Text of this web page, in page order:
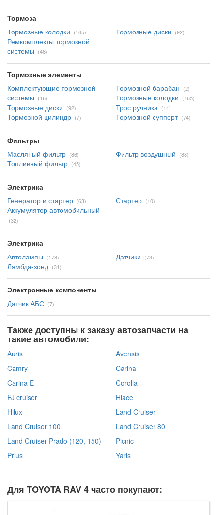
Тормоза
Тормозные колодки (165) Тормозные диски (92)
Ремкомплекты тормозной
системы (48)
Тормозные элементы
Комплектующие тормозной
системы (16)
Тормозной барабан (2)
Тормозные колодки (165)
Тормозные диски (92) Трос ручника (11)
Тормозной цилиндр (7) Тормозной суппорт (74)
Фильтры
Масляный фильтр (86) Фильтр воздушный (88)
Топливный фильтр (45)
Электрика
Генератор и стартер (63) Стартер (10)
Аккумулятор автомобильный
(32)
Электрика
Автолампы (178) Датчики (73)
Лямбда-зонд (31)
Электронные компоненты
Датчик АБС (7)
Также доступны к заказу автозапчасти на
такие автомобили:
Auris
Avensis
Camry
Carina
Carina E
Corolla
FJ cruiser
Hiace
Hilux
Land Cruiser
Land Cruiser 100
Land Cruiser 80
Land Cruiser Prado (120, 150)
Picnic
Prius
Yaris
Для TOYOTA RAV 4 часто покупают: